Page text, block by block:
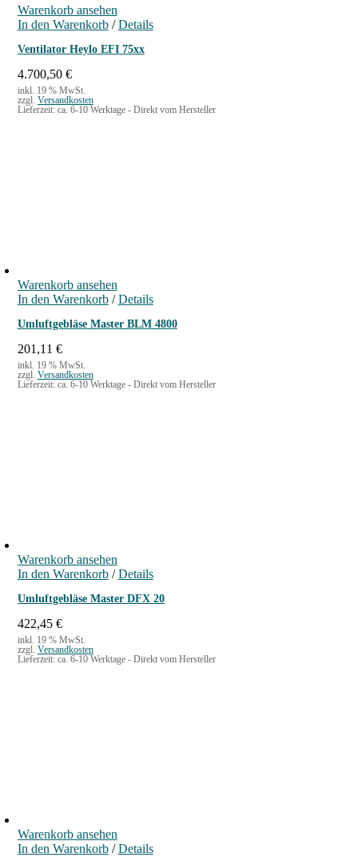
Warenkorb ansehen
In den Warenkorb / Details
Ventilator Heylo EFI 75xx
4.700,50 €
inkl. 19 % MwSt.
zzgl. Versandkosten
Lieferzeit: ca. 6-10 Werktage - Direkt vom Hersteller
Warenkorb ansehen
In den Warenkorb / Details
Umluftgebläse Master BLM 4800
201,11 €
inkl. 19 % MwSt.
zzgl. Versandkosten
Lieferzeit: ca. 6-10 Werktage - Direkt vom Hersteller
Warenkorb ansehen
In den Warenkorb / Details
Umluftgebläse Master DFX 20
422,45 €
inkl. 19 % MwSt.
zzgl. Versandkosten
Lieferzeit: ca. 6-10 Werktage - Direkt vom Hersteller
Warenkorb ansehen
In den Warenkorb / Details